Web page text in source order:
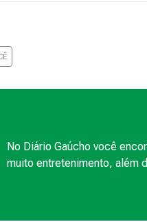
No Diário Gaúcho você
muito entretenimento, além